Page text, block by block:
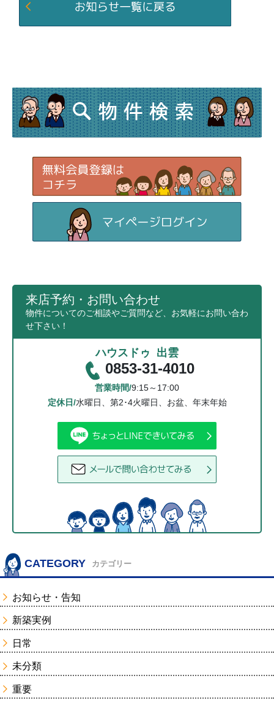
来店予約・お問い合わせ
物件についてのご相談やご質問など、お気軽にお問い合わ
せ下さい！
ハウスドゥ 出雲
0853-31-4010
営業時間/9:15～17:00
定休日/水曜日、第2･4火曜日、お盆、年末年始
CATEGORY カテゴリー
お知らせ・告知
新築実例
日常
未分類
重要